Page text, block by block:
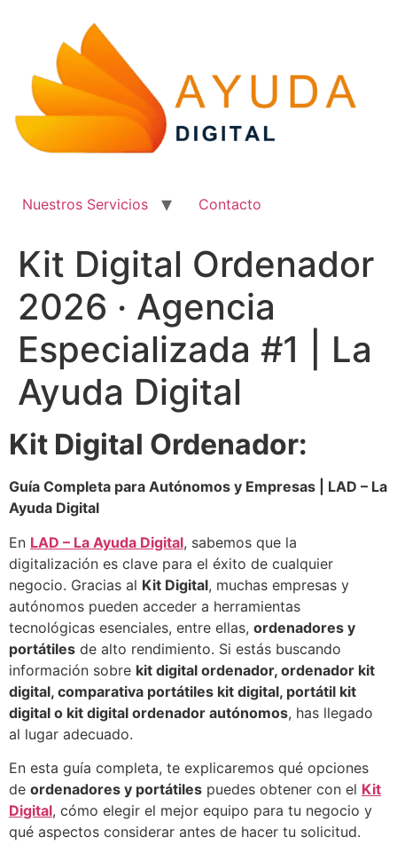
contenido
Nuestros Servicios Contacto
Kit Digital Ordenador
2026 · Agencia
Especializada #1 | La
Ayuda Digital
Kit Digital Ordenador:
Guía Completa para Autónomos y Empresas | LAD – La
Ayuda Digital
En LAD – La Ayuda Digital, sabemos que la
digitalización es clave para el éxito de cualquier
negocio. Gracias al Kit Digital, muchas empresas y
autónomos pueden acceder a herramientas
tecnológicas esenciales, entre ellas, ordenadores y
portátiles de alto rendimiento. Si estás buscando
información sobre kit digital ordenador, ordenador kit
digital, comparativa portátiles kit digital, portátil kit
digital o kit digital ordenador autónomos, has llegado
al lugar adecuado.
En esta guía completa, te explicaremos qué opciones
de ordenadores y portátiles puedes obtener con el Kit
Digital, cómo elegir el mejor equipo para tu negocio y
qué aspectos considerar antes de hacer tu solicitud.